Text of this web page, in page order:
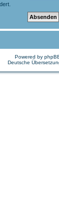
Powered by
Deutsche